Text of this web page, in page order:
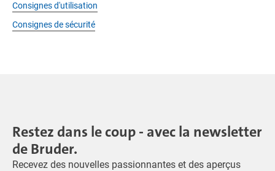
Consignes d'utilisation
Consignes de sécurité
Restez dans le coup - avec la newsletter
de Bruder.
Recevez des nouvelles passionnantes et des aperçus